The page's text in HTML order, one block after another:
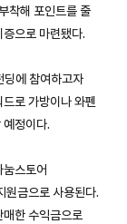
착해 포인트를 줄
증으로 마련됐다.
에 참여하고자
로 가방이나 와펜
정이다.
스토어
원금으로 사용된다.
한 수익금으로